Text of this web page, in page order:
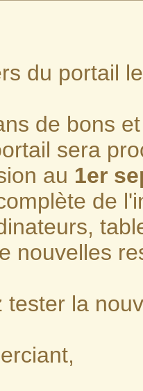
du portail
de bons
sera
au 1er
de
nouvelles
tester la